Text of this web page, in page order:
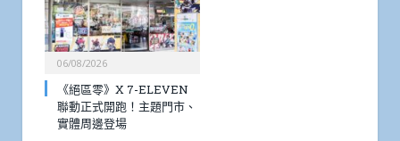
06/08/2026
《絕區零》X 7-ELEVEN
聯動正式開跑！主題門市、
實體周邊登場